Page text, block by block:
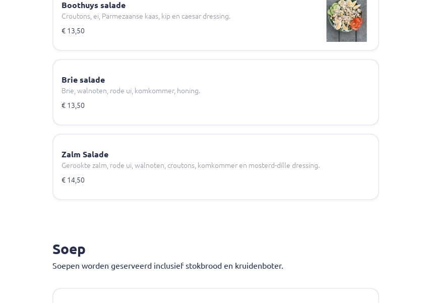
Boothuys salade
Croutons, ei, Parmezaanse kaas, kip en caesar dressing.
€ 13,50
Brie salade
Brie, walnoten, rode ui, komkommer, honing.
€ 13,50
Zalm Salade
Gerookte zalm, rode ui, walnoten, croutons, komkommer en mosterd-dille dressing.
€ 14,50
Soep
Soepen worden geserveerd inclusief stokbrood en kruidenboter.